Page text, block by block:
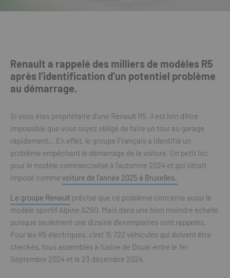
Renault a rappelé des milliers de modèles R5
après l’identification d’un potentiel problème
au démarrage.
Si vous êtes propriétaire d’une Renault R5, il est loin d’être
impossible que vous soyez obligé de faire un tour au garage
rapidement… En effet, le groupe Français a identifié un
problème empêchant le démarrage de la voiture. Un petit hic
pour le modèle commercialisé à l’automne 2024 et qui s’était
imposé comme voiture de l’année 2025 à Bruxelles.
Le groupe Renault précise que ce problème concerne aussi le
modèle sportif Alpine A290. Mais dans une bien moindre échelle
puisque seulement une dizaine d’exemplaires sont rappelés.
Pour les R5 électriques, c’est 15 722 véhicules qui doivent être
checkés, tous assemblés à l’usine de Douai entre le 1er
Septembre 2024 et le 23 décembre 2024.